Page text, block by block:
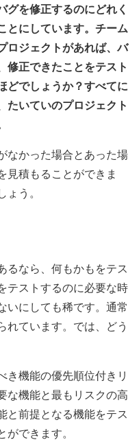
グを修正するのにどれく
とにしています。チーム
ロジェクトがあれば、バ
修正できたことをテスト
どでしょうか？すべてに
たいていのプロジェクト
なかった場合とあった場
見積もることができま
う。
るなら、何もかもをテス
テストするのに必要な時
いにしても稀です。通常
れています。では、どう
き機能の優先順位付きリ
な機能と最もリスクの高
と前提となる機能をテス
できます。